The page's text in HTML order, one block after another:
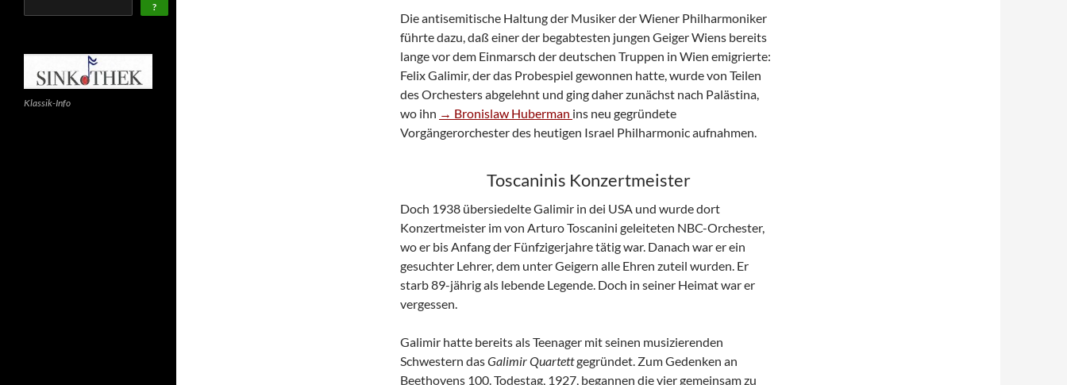
Die antisemitische Haltung der Musiker der Wiener Philharmoniker
führte dazu, daß einer der begabtesten jungen Geiger Wiens bereits
lange vor dem Einmarsch der deutschen Truppen in Wien emigrierte:
Felix Galimir, der das Probespiel gewonnen hatte, wurde von Teilen
des Orchesters abgelehnt und ging daher zunächst nach Palästina,
wo ihn → Bronislaw Huberman ins neu gegründete
Vorgängerorchester des heutigen Israel Philharmonic aufnahmen.
Toscaninis Konzertmeister
Doch 1938 übersiedelte Galimir in dei USA und wurde dort
Konzertmeister im von Arturo Toscanini geleiteten NBC-Orchester,
wo er bis Anfang der Fünfzigerjahre tätig war. Danach war er ein
gesuchter Lehrer, dem unter Geigern alle Ehren zuteil wurden. Er
starb 89-jährig als lebende Legende. Doch in seiner Heimat war er
vergessen.
Galimir hatte bereits als Teenager mit seinen musizierenden
Schwestern dasGalimir Quartettgegründet. Zum Gedenken an
Beethovens 100. Todestag, 1927, begannen die vier gemeinsam zu
?
Klassik-Info